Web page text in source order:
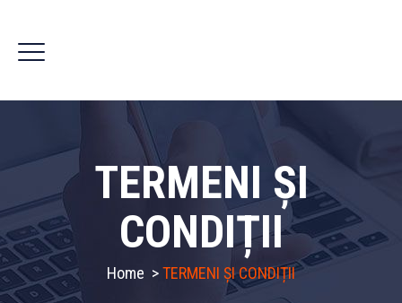
TERMENI ȘI
CONDIȚII
Home >TERMENI ȘI CONDIȚII